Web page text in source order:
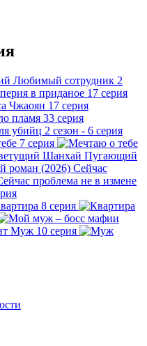
Любимый сотрудник 2
в приданое 17 серия
Чжаоян 17 серия
пламя 33 серия
убийц 2 сезон - 6 серия
7 серия
Пугающий
Сейчас
8 серия
Муж 10 серия